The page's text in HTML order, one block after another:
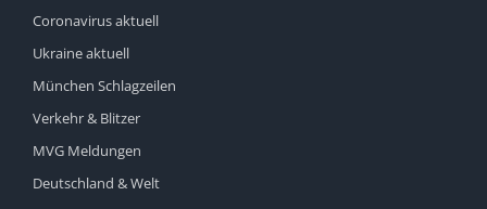
Coronavirus aktuell
Ukraine aktuell
München Schlagzeilen
Verkehr & Blitzer
MVG Meldungen
Deutschland & Welt